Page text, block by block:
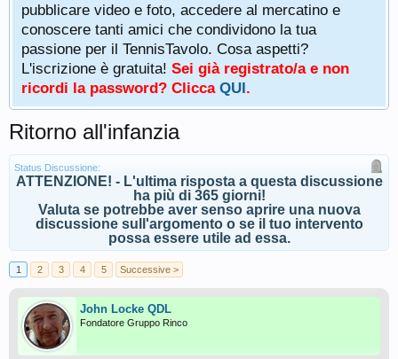
pubblicare video e foto, accedere al mercatino e
conoscere tanti amici che condividono la tua
passione per il TennisTavolo. Cosa aspetti?
L'iscrizione è gratuita! Sei già registrato/a e non
ricordi la password? Clicca QUI.
Ritorno all'infanzia
Status Discussione:
ATTENZIONE! - L'ultima risposta a questa discussione
ha più di 365 giorni!
Valuta se potrebbe aver senso aprire una nuova
discussione sull'argomento o se il tuo intervento
possa essere utile ad essa.
1 2 3 4 5 Successive >
John Locke QDL
Fondatore Gruppo Rinco